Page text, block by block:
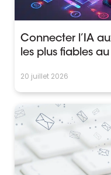
Connecter l’IA
les plus fiables
20 juillet 2026